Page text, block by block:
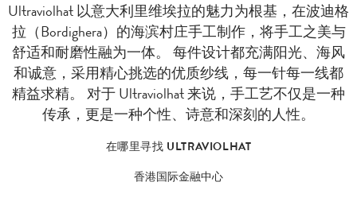
Ultraviolhat 以意大利里维埃拉的魅力为根基，在波迪格
拉（Bordighera）的海滨村庄手工制作，将手工之美与
舒适和耐磨性融为一体。 每件设计都充满阳光、海风
和诚意，采用精心挑选的优质纱线，每一针每一线都
精益求精。 对于 Ultraviolhat 来说，手工艺不仅是一种
传承，更是一种个性、诗意和深刻的人性。
在哪里寻找 ULTRAVIOLHAT
香港国际金融中心